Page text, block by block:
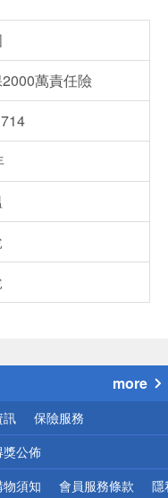
萬責任險
more
訊 保險服務
獎公佈
物須知 會員服務條款 隱